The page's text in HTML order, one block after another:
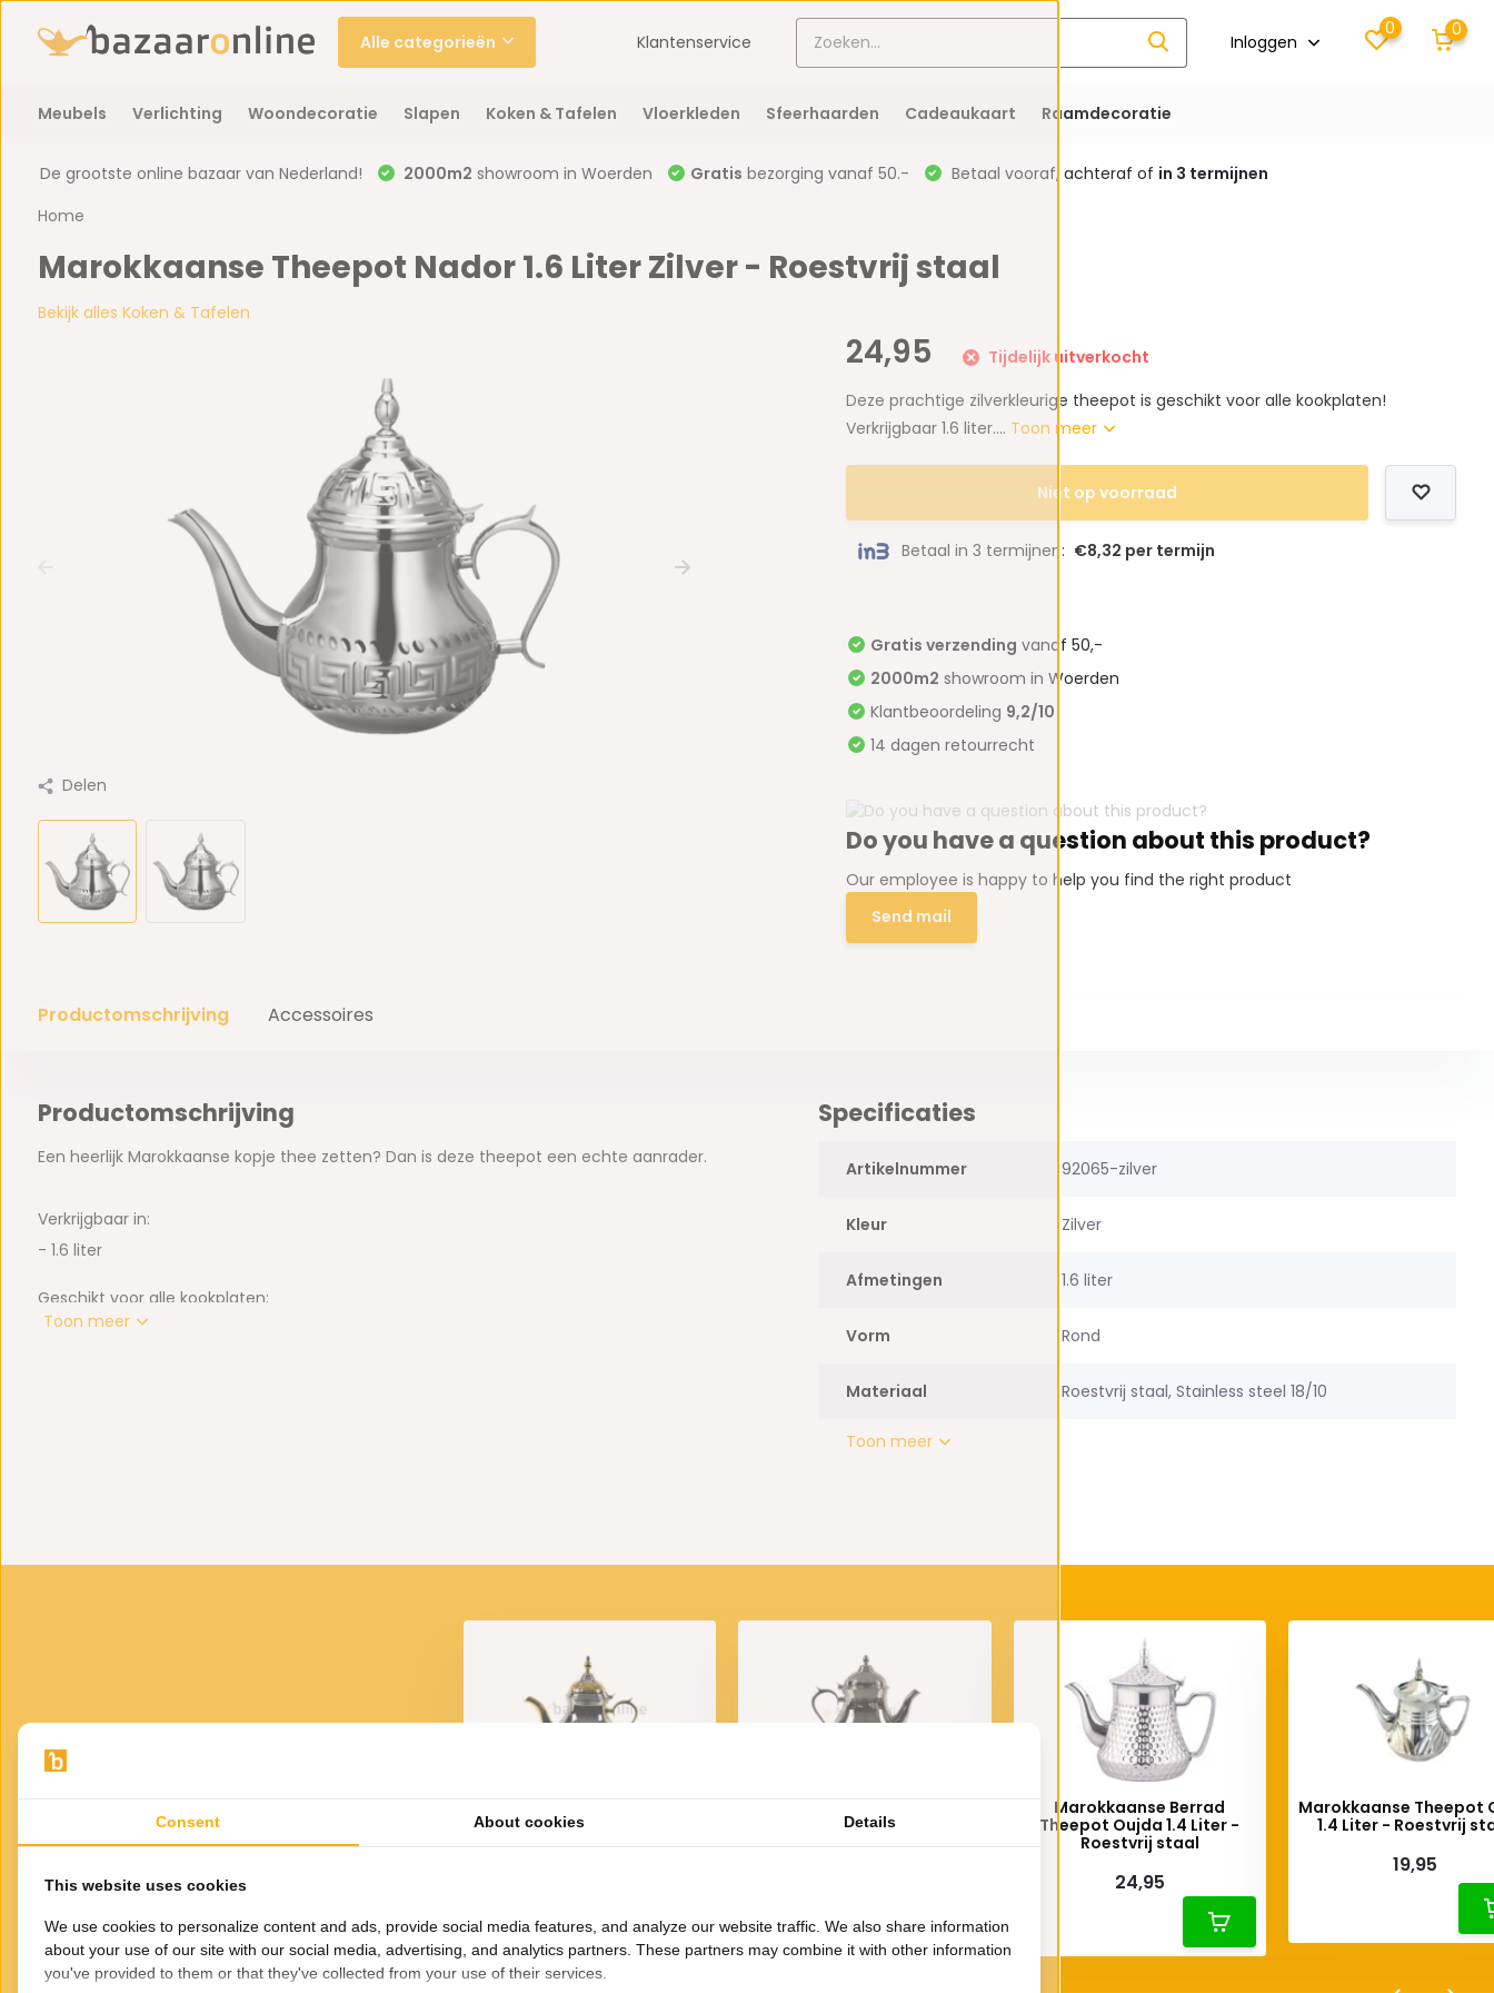
Alle categorieën Klantenservice Inloggen
0 0
Meubels Verlichting Woondecoratie Slapen Koken & Tafelen Vloerkleden Sfeerhaarden Cadeaukaart Raamdecoratie
De grootste online bazaar van Nederland! 2000m2 showroom in Woerden Gratis bezorging vanaf 50.- Betaal vooraf, achteraf of in 3 termijnen
Home
Marokkaanse Theepot Nador 1.6 Liter Zilver - Roestvrij staal
Bekijk alles Koken & Tafelen
Delen
24,95
Tijdelijk uitverkocht
Deze prachtige zilverkleurige theepot is geschikt voor alle kookplaten!
Verkrijgbaar 1.6 liter.... Toon meer
Niet op voorraad
Betaal in 3 termijnen: €8,32 per termijn
Gratis verzending vanaf 50,-
2000m2 showroom in Woerden
Klantbeoordeling 9,2/10
14 dagen retourrecht
Do you have a question about this product?
Our employee is happy to help you find the right product
Send mail
Productomschrijving Accessoires
Productomschrijving
Een heerlijk Marokkaanse kopje thee zetten? Dan is deze theepot een echte aanrader.
Verkrijgbaar in:
- 1.6 liter
Geschikt voor alle kookplaten:
- Gaskookplaat
Toon meer
Specificaties
Artikelnummer 92065-zilver
Kleur Zilver
Afmetingen 1.6 liter
Vorm Rond
Materiaal Roestvrij staal, Stainless steel 18/10
Toon meer
Gerelateerde
producten
12,50 12,50
Nador 1.6 Liter Goud -
Roestvrij staal
Sahara 1.5 Liter - Roestvrij
staal
Marokkaanse Berrad
Theepot Oujda 1.4 Liter -
Roestvrij staal
24,95
Marokkaanse Theepot
1.4 Liter - Roestvrij
19,95
Consent About cookies Details
This website uses cookies
We use cookies to personalize content and ads, provide social media features, and analyze our website traffic. We also share information
about your use of our site with our social media, advertising, and analytics partners. These partners may combine it with other information
you've provided to them or that they've collected from your use of their services.